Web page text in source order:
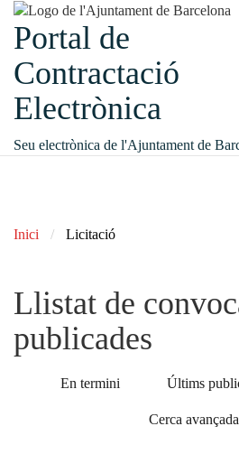
Portal de
Contractació
Electrònica
Seu electrònica de l'Ajuntament de
Inici Licitació
Llistat de
publicades
En termini Últims
Cerca avançada